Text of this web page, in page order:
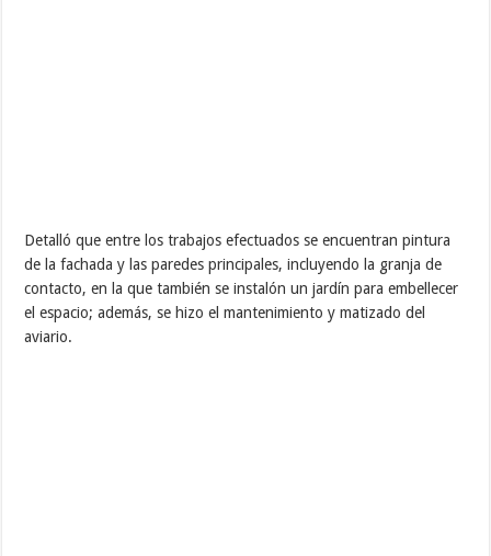
Detalló que entre los trabajos efectuados se encuentran pintura
de la fachada y las paredes principales, incluyendo la granja de
contacto, en la que también se instalón un jardín para embellecer
el espacio; además, se hizo el mantenimiento y matizado del
aviario.